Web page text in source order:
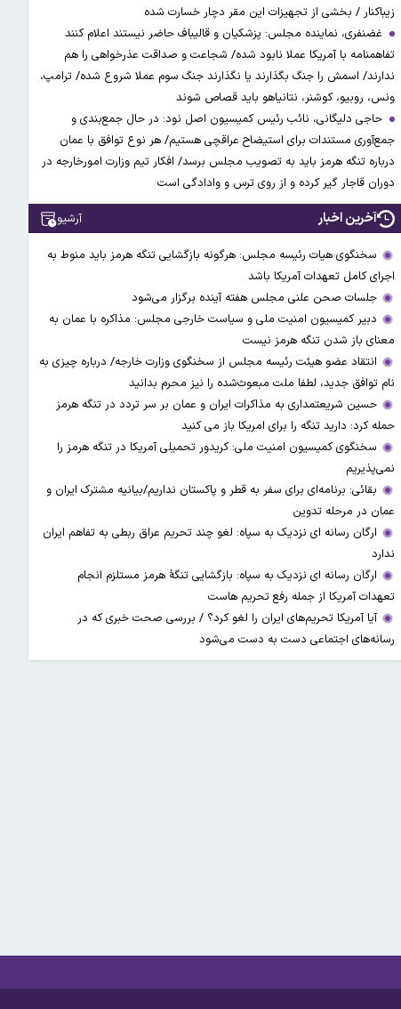
زیباکنار / بخشی از تجهیزات این مقر دچار خسارت شده
غضنفری، نماینده مجلس: پزشکیان و قالیباف حاضر نیستند اعلام کنند
تفاهمنامه با آمریکا عملا نابود شده/ شجاعت و صداقت عذرخواهی را هم
ندارند/ اسمش را جنگ بگذارند یا نگذارند جنگ سوم عملا شروع شده/ ترامپ،
ونس، روبیو، کوشنر، نتانیاهو باید قصاص شوند
حاجی دلیگانی، نائب رئیس کمیسیون اصل نود: در حال جمع‌بندی و
جمع‌آوری مستندات برای استیضاح عراقچی هستیم/ هر نوع توافق با عمان
درباره تنگه هرمز باید به تصویب مجلس برسد/ افکار تیم وزارت امورخارجه در
دوران قاجار گیر کرده و از روی ترس و وادادگی است
آخرین اخبار آرشیو
سخنگوی هیات رئیسه مجلس: هرگونه بازگشایی تنگه هرمز باید منوط به
اجرای کامل تعهدات آمریکا باشد
جلسات صحن علنی مجلس هفته آینده برگزار می‌شود
دبیر کمیسیون امنیت ملی و سیاست خارجی مجلس: مذاکره با عمان به
معنای باز شدن تنگه هرمز نیست
انتقاد عضو هیئت رئیسه مجلس از سخنگوی وزارت خارجه/ درباره چیزی به
نام توافق جدید، لطفا ملت مبعوث‌شده را نیز محرم بدانید
حسین شریعتمداری به مذاکرات ایران و عمان بر سر تردد در تنگه هرمز
حمله کرد: دارید تنگه را برای امریکا باز می کنید
سخنگوی کمیسیون امنیت ملی: کریدور تحمیلی آمریکا در تنگه هرمز را
نمی‌پذیریم
بقائی: برنامه‌ای برای سفر به قطر و پاکستان نداریم/بیانیه مشترک ایران و
عمان در مرحله تدوین
ارگان رسانه ای نزدیک به سپاه: لغو چند تحریم عراق ربطی به تفاهم ایران
ندارد
ارگان رسانه ای نزدیک به سپاه: بازگشایی تنگۀ هرمز مستلزم انجام
تعهدات آمریکا از جمله رفع تحریم هاست
آیا آمریکا تحریم‌های ایران را لغو کرد؟ / بررسی صحت خبری که در
رسانه‌های اجتماعی دست به دست می‌شود